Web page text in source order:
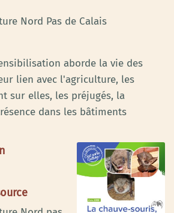
Nord Pas de Calais
aborde la vie des
lien avec l'agriculture, les
sur elles, les préjugés, la
dans les bâtiments